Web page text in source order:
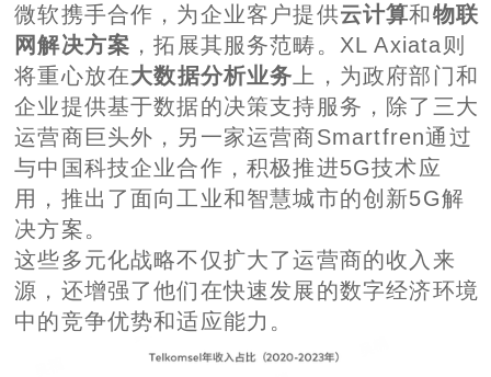
微软携手合作，为企业客户提供云计算和物联
网解决方案 ，拓展其服务范畴。XL Axiata则
将重心放在大数据分析业务 上，为政府部门和
企业提供基于数据的决策支持服务，除了三大
运营商巨头外，另一家运营商Smartfren通过
与中国科技企业合作，积极推进5G技术应
用，推出了面向工业和智慧城市的创新5G解
决方案。
这些多元化战略不仅扩大了运营商的收入来
源，还增强了他们在快速发展的数字经济环境
中的竞争优势和适应能力。